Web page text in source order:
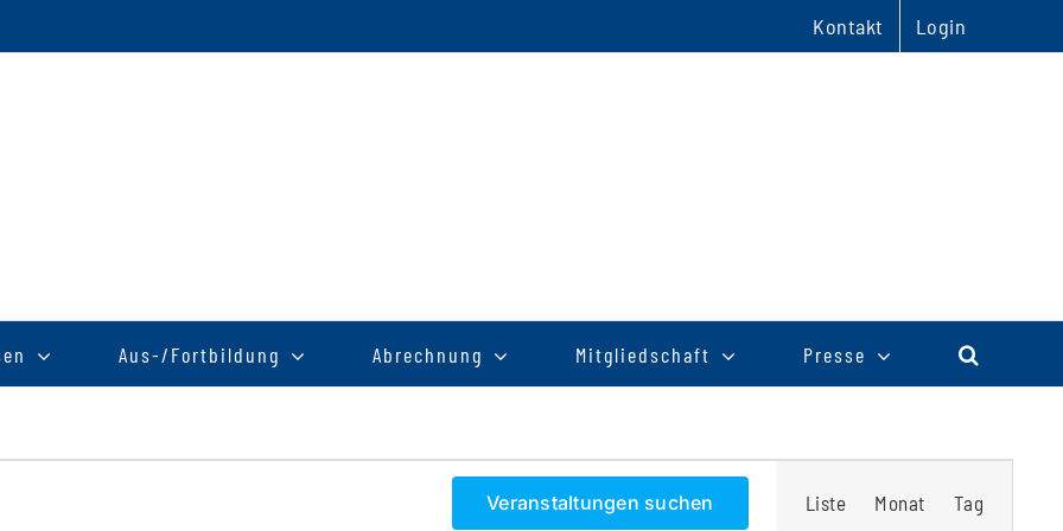
Kontakt Login
Aus-/Fortbildung Abrechnung Mitgliedschaft Presse
Veranstaltungen suchen Liste Monat Tag